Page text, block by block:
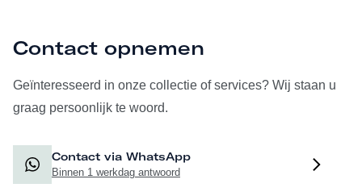
Contact opnemen
Geïnteresseerd in onze collectie of services? Wij staan u
graag persoonlijk te woord.
Contact via WhatsApp
Binnen 1 werkdag antwoord